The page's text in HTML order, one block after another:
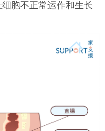
胞不正常运作和生长